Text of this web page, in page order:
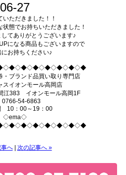
06-27
いただきました！！
態でお持ちいただきました！
てありがとうございます♪
になる商品もございますので
お持ちください♪
・ブランド品買い取り専門店
スイオンモール高岡店
江383 イオンモール高岡1F
54-6863
10：00～19：00
◇ema◇
へ| 次の記事へ »